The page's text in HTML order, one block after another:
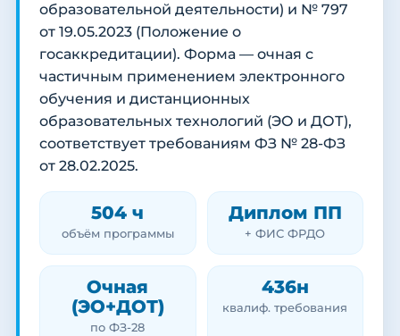
образовательной деятельности) и № 797
от 19.05.2023 (Положение о
госаккредитации). Форма — очная с
частичным применением электронного
обучения и дистанционных
образовательных технологий (ЭО и ДОТ),
соответствует требованиям ФЗ № 28-ФЗ
от 28.02.2025.
504 ч
объём программы
Диплом ПП
+ ФИС ФРДО
Очная
(ЭО+ДОТ)
по ФЗ-28
436н
квалиф. требования